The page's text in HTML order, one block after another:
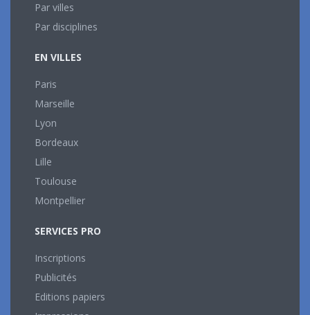
Par villes
Par disciplines
EN VILLES
Paris
Marseille
Lyon
Bordeaux
Lille
Toulouse
Montpellier
SERVICES PRO
Inscriptions
Publicités
Editions papiers